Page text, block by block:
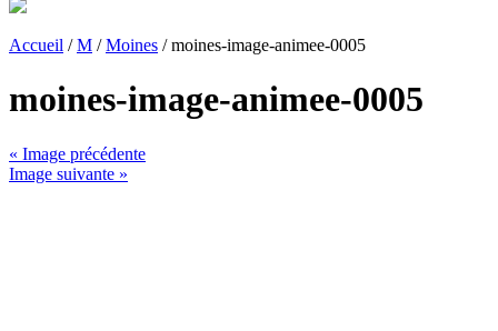
Accueil /M /Moines / moines-image-animee-0005
moines-image-animee-0005
« Image précédente
Image suivante »